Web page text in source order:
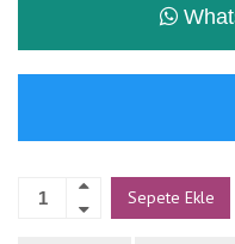
Sepete Ekle